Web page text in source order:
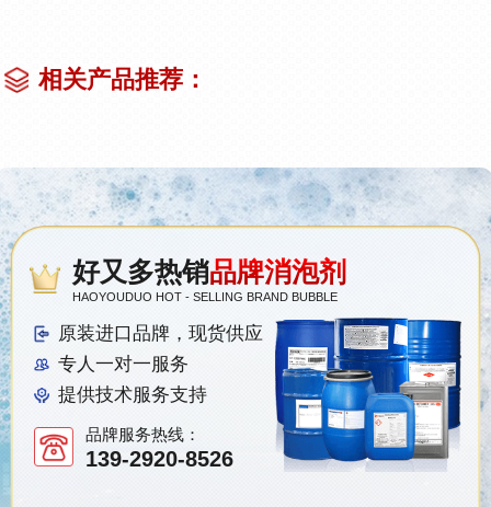
相关产品推荐：
好又多热销品牌消泡剂
HAOYOUDUO HOT - SELLING BRAND BUBBLE
原装进口品牌，现货供应
专人一对一服务
提供技术服务支持
品牌服务热线：
139-2920-8526